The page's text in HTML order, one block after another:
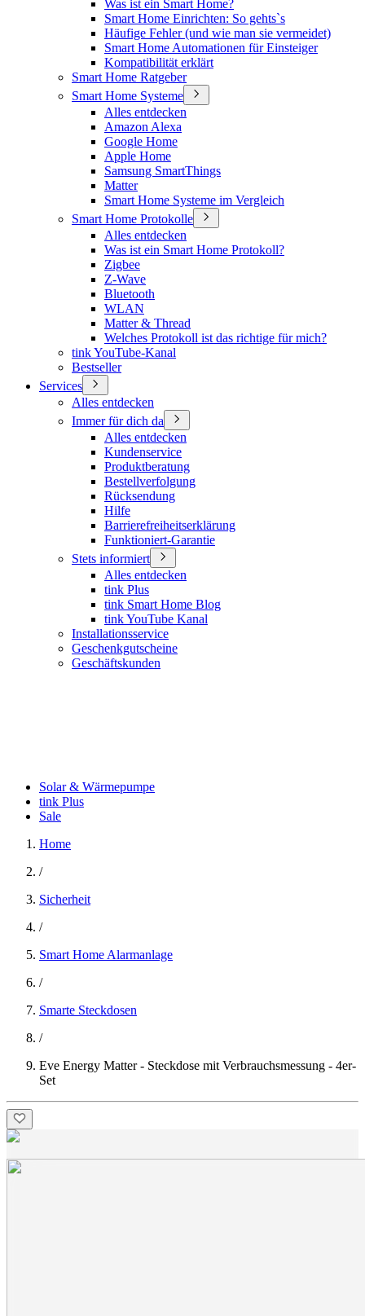
Was ist ein Smart Home?
Smart Home Einrichten: So gehts`s
Häufige Fehler (und wie man sie vermeidet)
Smart Home Automationen für Einsteiger
Kompatibilität erklärt
Smart Home Ratgeber
Smart Home Systeme
Alles entdecken
Amazon Alexa
Google Home
Apple Home
Samsung SmartThings
Matter
Smart Home Systeme im Vergleich
Smart Home Protokolle
Alles entdecken
Was ist ein Smart Home Protokoll?
Zigbee
Z-Wave
Bluetooth
WLAN
Matter & Thread
Welches Protokoll ist das richtige für mich?
tink YouTube-Kanal
Bestseller
Services
Alles entdecken
Immer für dich da
Alles entdecken
Kundenservice
Produktberatung
Bestellverfolgung
Rücksendung
Hilfe
Barrierefreiheitserklärung
Funktioniert-Garantie
Stets informiert
Alles entdecken
tink Plus
tink Smart Home Blog
tink YouTube Kanal
Installationsservice
Geschenkgutscheine
Geschäftskunden
Solar & Wärmepumpe
tink Plus
Sale
Home
/
Sicherheit
/
Smart Home Alarmanlage
/
Smarte Steckdosen
/
Eve Energy Matter - Steckdose mit Verbrauchsmessung - 4er-
Set